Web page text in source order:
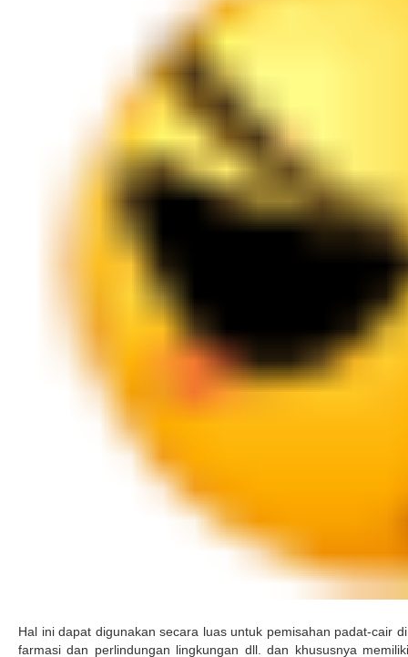
Hal ini dapat digunakan secara luas untuk pemisahan padat-cair
farmasi dan perlindungan lingkungan dll. dan khususnya